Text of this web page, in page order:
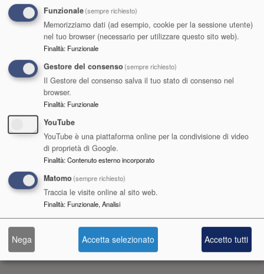
Redattore
A.Di.S.U.
Agenzia per il Diritto allo Studio Universitario
dell'Umbria
Codice Fiscale e Partita IVA 00453460545
Posta certificata
Funzionale(sempre richiesto)
Memorizziamo dati (ad esempio, cookie per la sessione utente)
nel tuo browser (necessario per utilizzare questo sito web).
Finalità: Funzionale
Gestore del consenso(sempre richiesto)
Il Gestore del consenso salva il tuo stato di consenso nel
browser.
Finalità: Funzionale
YouTube
YouTube è una piattaforma online per la condivisione di video
di proprietà di Google.
Finalità:Contenuto esterno incorporato
Matomo(sempre richiesto)
Traccia le visite online al sito web.
Finalità: Funzionale, Analisi
Nega Accetta selezionato Accetto tutti